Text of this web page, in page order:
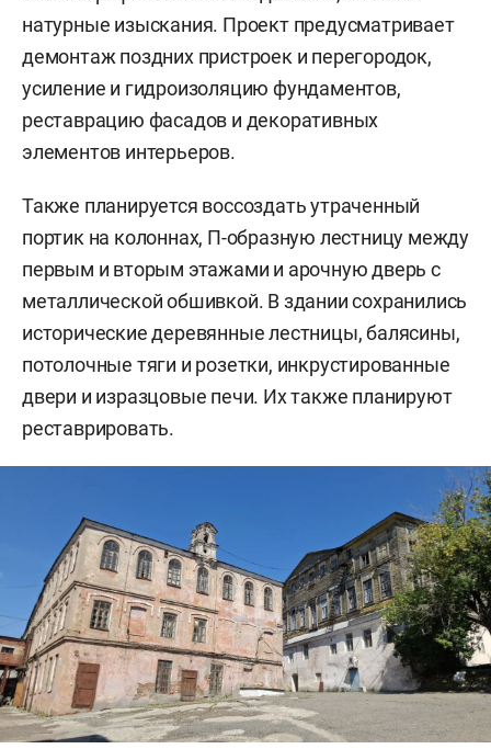
натурные изыскания. Проект предусматривает
демонтаж поздних пристроек и перегородок,
усиление и гидроизоляцию фундаментов,
реставрацию фасадов и декоративных
элементов интерьеров.
Также планируется воссоздать утраченный
портик на колоннах, П-образную лестницу между
первым и вторым этажами и арочную дверь с
металлической обшивкой. В здании сохранились
исторические деревянные лестницы, балясины,
потолочные тяги и розетки, инкрустированные
двери и изразцовые печи. Их также планируют
реставрировать.